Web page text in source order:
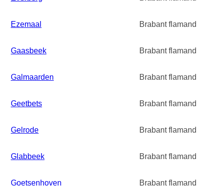
Ezemaal Brabant flamand
Gaasbeek Brabant flamand
Galmaarden Brabant flamand
Geetbets Brabant flamand
Gelrode Brabant flamand
Glabbeek Brabant flamand
Goetsenhoven Brabant flamand